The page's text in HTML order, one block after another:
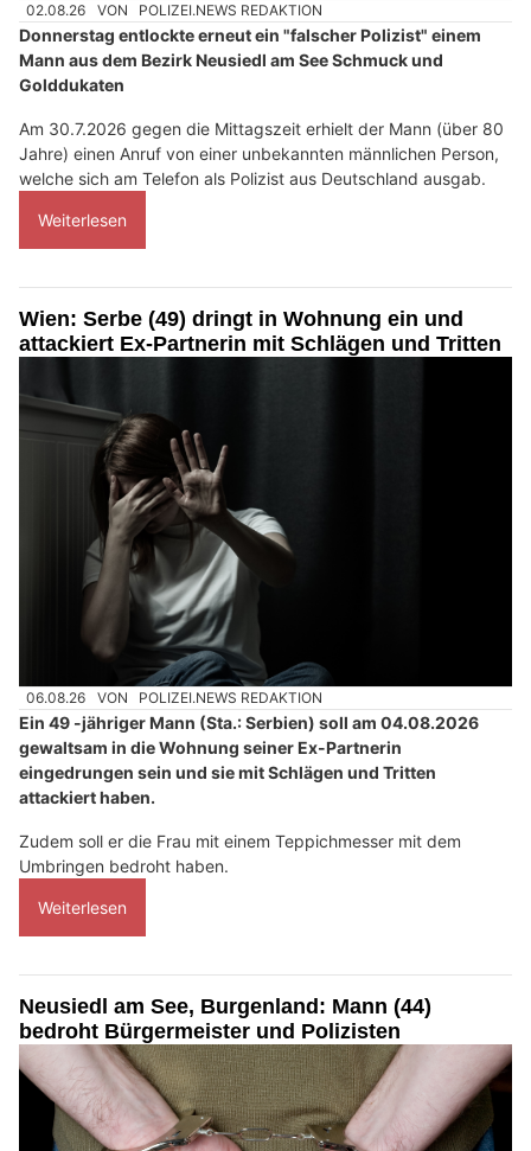
02.08.26 VON POLIZEI.NEWS REDAKTION
Donnerstag entlockte erneut ein "falscher Polizist" einem
Mann aus dem Bezirk Neusiedl am See Schmuck und
Golddukaten
Am 30.7.2026 gegen die Mittagszeit erhielt der Mann (über 80
Jahre) einen Anruf von einer unbekannten männlichen Person,
welche sich am Telefon als Polizist aus Deutschland ausgab.
Weiterlesen
Wien: Serbe (49) dringt in Wohnung ein und
attackiert Ex-Partnerin mit Schlägen und Tritten
06.08.26 VON POLIZEI.NEWS REDAKTION
Ein 49 -jähriger Mann (Sta.: Serbien) soll am 04.08.2026
gewaltsam in die Wohnung seiner Ex-Partnerin
eingedrungen sein und sie mit Schlägen und Tritten
attackiert haben.
Zudem soll er die Frau mit einem Teppichmesser mit dem
Umbringen bedroht haben.
Weiterlesen
Neusiedl am See, Burgenland: Mann (44)
bedroht Bürgermeister und Polizisten